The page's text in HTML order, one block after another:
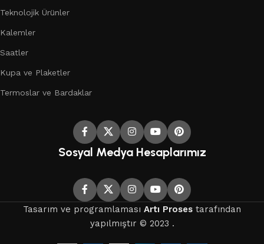
Teknolojik Ürünler
Kalemler
Saatler
Kupa ve Plaketler
Termoslar ve Bardaklar
Sosyal Medya Hesaplarımız
Tasarım ve programlaması Artı Proses tarafından
yapılmıştır © 2023 .